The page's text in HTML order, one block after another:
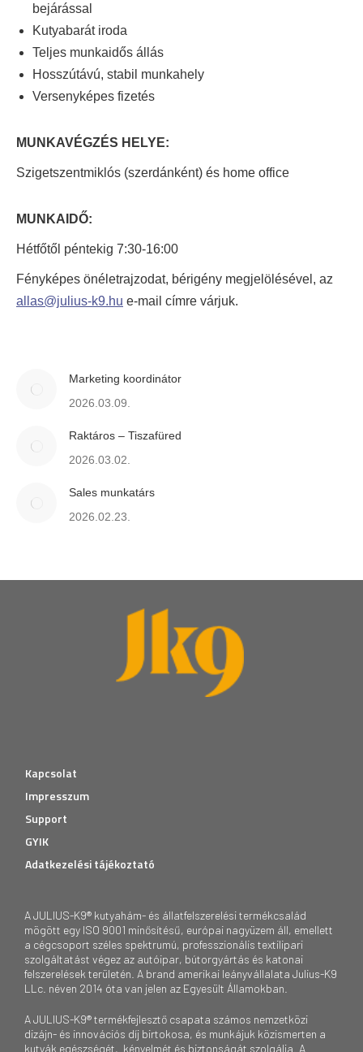
bejárással
Kutyabarát iroda
Teljes munkaidős állás
Hosszútávú, stabil munkahely
Versenyképes fizetés
MUNKAVÉGZÉS HELYE:
Szigetszentmiklós (szerdánként) és home office
MUNKAIDŐ:
Hétfőtől péntekig 7:30-16:00
Fényképes önéletrajzodat, bérigény megjelölésével, az
allas@julius-k9.hu e-mail címre várjuk.
Marketing koordinátor
2026.03.09.
Raktáros – Tiszafüred
2026.03.02.
Sales munkatárs
2026.02.23.
Kapcsolat
Impresszum
Support
GYIK
Adatkezelési tájékoztató
A JULIUS-K9® kutyahám- és állatfelszerelési termékcsalád
mögött egy ISO 9001 minősítésű, európai nagyüzem áll, emellett
a cégcsoport széles spektrumú, professzionális textilipari
szolgáltatást végez az autóipar, bútorgyártás és katonai
felszerelések területén. A brand amerikai leányvállalata Julius-K9
LLc. néven 2014 óta van jelen az Egyesült Államokban.
A JULIUS-K9® termékfejlesztő csapata számos nemzetközi
dizájn- és innovációs díj birtokosa, és munkájuk közismerten a
kutyák egészségét, kényelmét és biztonságát szolgálja. A